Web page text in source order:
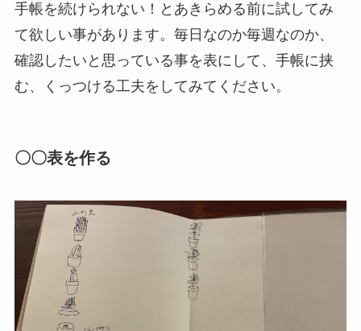
手帳を続けられない！とあきらめる前に試してみ
て欲しい事があります。毎日なのか毎週なのか、
確認したいと思っている事を表にして、手帳に挟
む、くっつける工夫をしてみてください。
〇〇表を作る